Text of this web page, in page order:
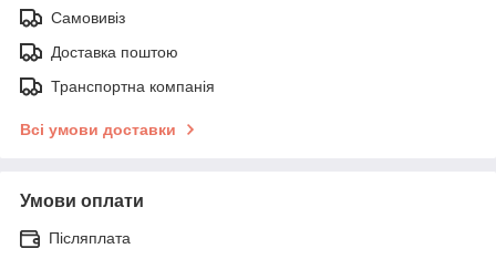
Самовивіз
Доставка поштою
Транспортна компанія
Всі умови доставки
Умови оплати
Післяплата